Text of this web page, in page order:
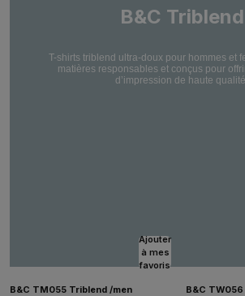
B&C Triblend
T-shirts triblend ultra-doux pour hommes et
matières responsables et conçus pour
d’impression de haute
Ajouter
à mes
favoris
B&C TM055 Triblend /men B&C